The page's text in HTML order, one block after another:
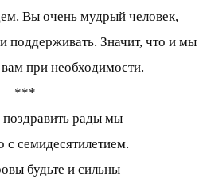
Вы очень мудрый человек,
поддерживать. Значит, что и мы
при необходимости.
***
рады мы
с семидесятилетием.
будьте и сильны